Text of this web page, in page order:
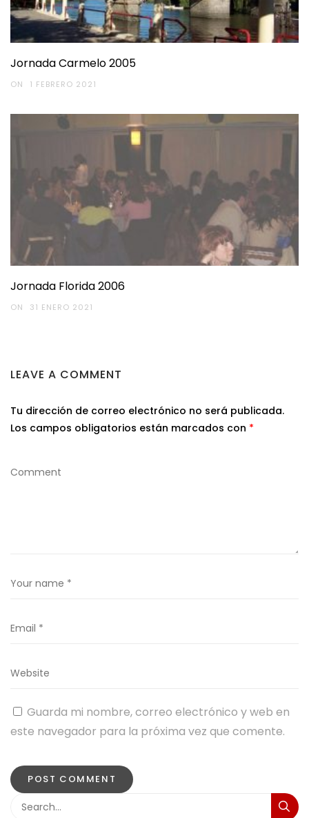
Jornada Carmelo 2005
ON 1 FEBRERO 2021
Jornada Florida 2006
ON 31 ENERO 2021
LEAVE A COMMENT
Tu dirección de correo electrónico no será publicada.
Los campos obligatorios están marcados con *
Guarda mi nombre, correo electrónico y web en
este navegador para la próxima vez que comente.